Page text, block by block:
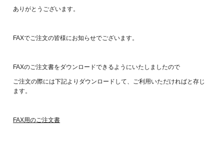
ありがとうございます。
FAXでご注文の皆様にお知らせでございます。
FAXのご注文書をダウンロードできるようにいたしましたので
ご注文の際には下記よりダウンロードして、ご利用いただければと存じ
ます。
FAX用のご注文書